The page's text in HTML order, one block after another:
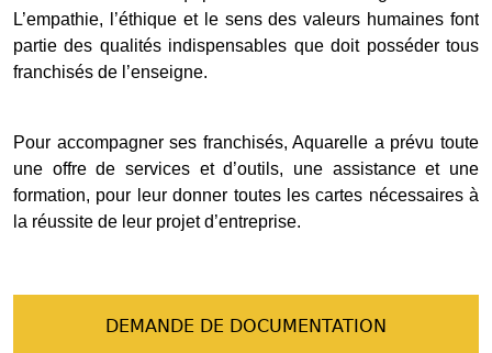
L’empathie, l’éthique et le sens des valeurs humaines font
partie des qualités indispensables que doit posséder tous
franchisés de l’enseigne.
Pour accompagner ses franchisés, Aquarelle a prévu toute
une offre de services et d’outils, une assistance et une
formation, pour leur donner toutes les cartes nécessaires à
la réussite de leur projet d’entreprise.
DEMANDE DE DOCUMENTATION